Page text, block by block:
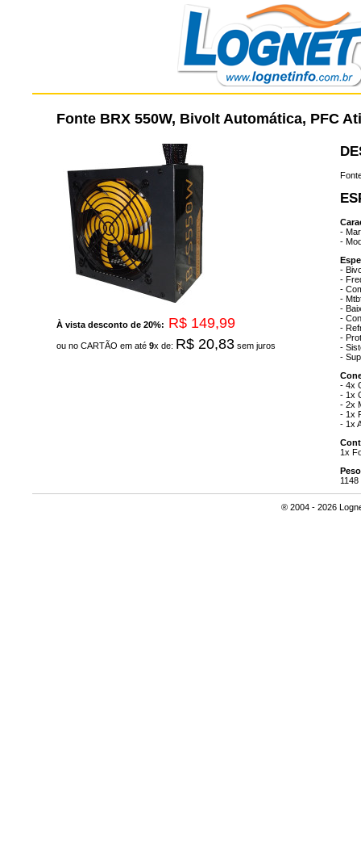
Fonte BRX 550W, Bivolt Automática, PFC
À vista desconto de 20%: R$ 149,99
ou no CARTÃO em até 9x de: R$ 20,83 sem juros
-
-
-
-
-
-
-
-
-
-
-
-
- 4x
- 1x
- 2x
- 1x
- 1x
1x
® 2004 - 2026